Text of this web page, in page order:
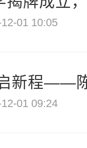
01 10:05
新程——
01 09:24